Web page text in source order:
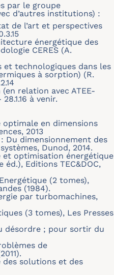
par le groupe
d’autres institutions) :
de l’art et perspectives
énergétique des
CERES (A.
technologiques dans les
à sorption) (R.
relation avec ATEE-
à venir.
optimale en dimensions
2013
Du dimensionnement des
Dunod, 2014.
et optimisation énergétique
Editions TEC&DOC,
(2 tomes),
(1984).
par turbomachines,
(3 tomes), Les Presses
désordre ; pour sortir du
de
des solutions et des